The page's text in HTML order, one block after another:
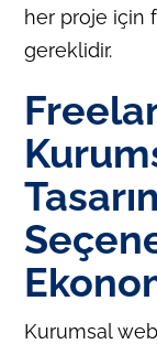
her proje için
gereklidir.
Kurumsal